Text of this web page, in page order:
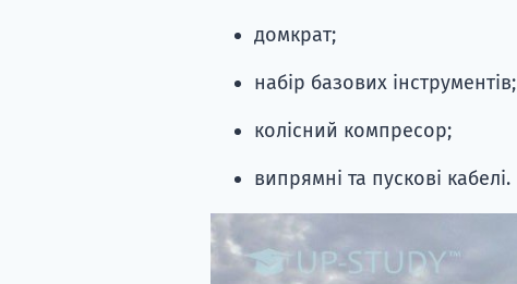
домкрат;
набір базових інструментів;
колісний компресор;
випрямні та пускові кабелі.